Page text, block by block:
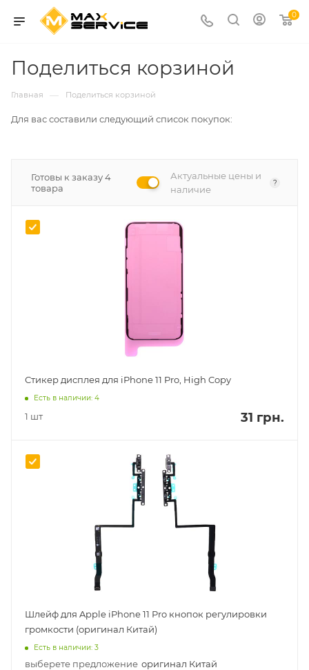
0
Поделиться корзиной
Главная — Поделиться корзиной
Для вас составили следующий список покупок:
Готовы к заказу 4
товара
Актуальные цены и
наличие
?
Стикер дисплея для iPhone 11 Pro, High Copy
Есть в наличии: 4
1 шт 31 грн.
Шлейф для Apple iPhone 11 Pro кнопок регулировки
громкости (оригинал Китай)
Есть в наличии: 3
выберете предложение оригинал Китай